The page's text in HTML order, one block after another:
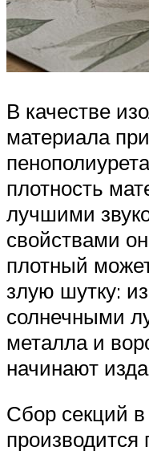
В качестве
материала
плотность
лучшими
свойствами
плотный
злую шутку:
солнечными
металла и
начинают
Сбор секций